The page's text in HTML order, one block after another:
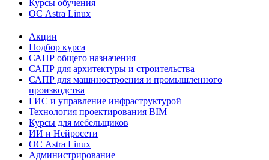
Курсы обучения
ОС Astra Linux
Акции
Подбор курса
САПР общего назначения
САПР для архитектуры и строительства
САПР для машиностроения и промышленного
производства
ГИС и управление инфраструктурой
Технология проектирования BIM
Курсы для мебельщиков
ИИ и Нейросети
ОС Astra Linux
Администрирование